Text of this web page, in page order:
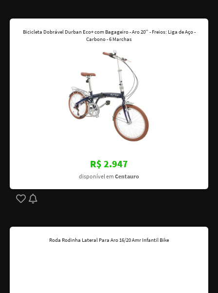
Bicicleta Dobrável Durban Eco+ com Bagageiro - Aro 20'' - Freios: Liga de Aço -
Carbono - 6 Marchas
R$ 2.947
disponível em Centauro
Roda Rodinha Lateral Para Aro 16/20 Amr Infantil Bike